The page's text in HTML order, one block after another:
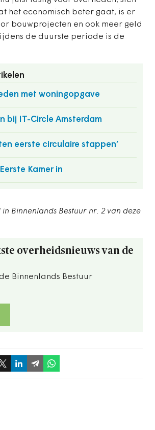
het economisch beter gaat, is er
bouwprojecten en ook meer geld
de duurste periode is de
met woningopgave
bij IT-Circle Amsterdam
eerste circulaire stappen’
Kamer in
Binnenlands Bestuur nr. 2 van deze
overheidsnieuws van de
Binnenlands Bestuur